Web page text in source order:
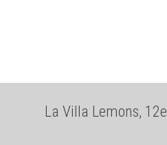
La Villa Lemons,